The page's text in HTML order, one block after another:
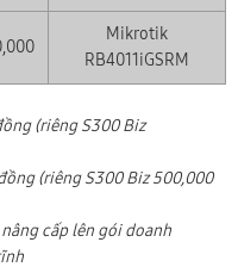
Mikrotik
RB4011iGSRM
(riêng S300 Biz
(riêng S300 Biz 500,000
cấp lên gói doanh
369